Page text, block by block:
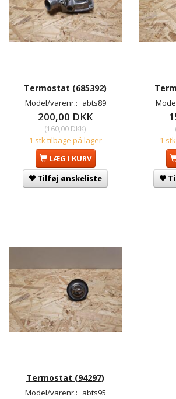
Termostat (685392)
Model/varenr.: abts89
200,00 DKK
(160,00 DKK)
1 stk tilbage på lager
LÆG I KURV
Tilføj ønskeliste
1
Termostat (94297)
Model/varenr.: abts95